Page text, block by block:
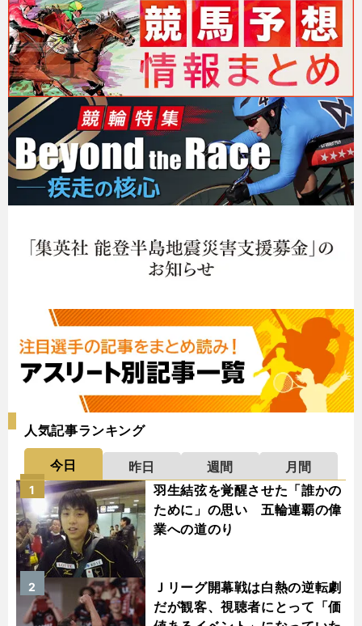
人気記事ランキング
今日 昨日 週間
月間
羽生結弦を覚醒させた「誰かの
ために」の思い 五輪連覇の偉
業への道のり
1
Ｊリーグ開幕戦は白熱の逆転劇
だが観客、視聴者にとって「価
2